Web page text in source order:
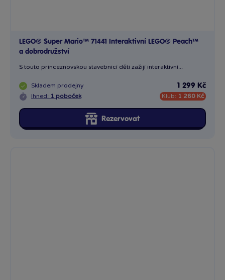
LEGO® Super Mario™ 71441 Interaktivní LEGO® Peach™
a dobrodružství
S touto princeznovskou stavebnicí děti zažijí interaktivní...
Skladem prodejny
Ihned: 1 poboček
1 299 Kč
Klub: 1 260 Kč
Rezervovat